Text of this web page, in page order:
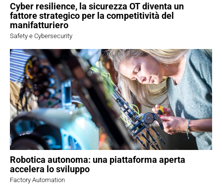
Cyber resilience, la sicurezza OT diventa un
fattore strategico per la competitività del
manifatturiero
Safety e Cybersecurity
Robotica autonoma: una piattaforma aperta
accelera lo sviluppo
Factory Automation